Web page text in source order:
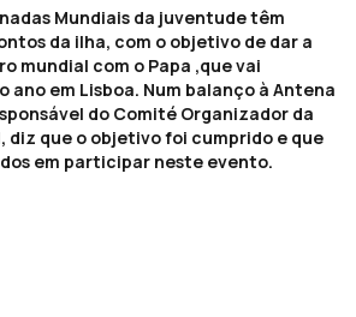
Mundiais da juventude têm
da ilha, com o objetivo de dar a
mundial com o Papa ,que vai
ano em Lisboa. Num balanço à Antena
do Comité Organizador da
diz que o objetivo foi cumprido e que
em participar neste evento.